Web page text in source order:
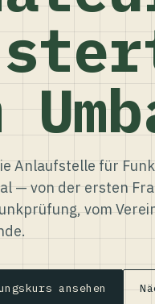
Anlaufstelle für
— von der ersten
vom
ansehen